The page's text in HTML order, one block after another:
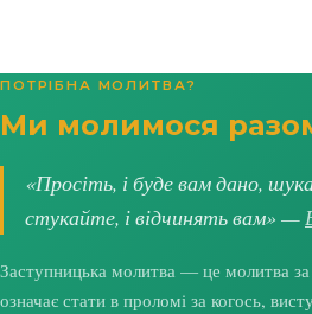
ПОТРІБНА МОЛИТВА?
Ми молимося
«Просіть, і буде вам дано,
стукайте, і відчинять вам» —
Заступницька молитва — це молитва
означає стати в проломі за когось,